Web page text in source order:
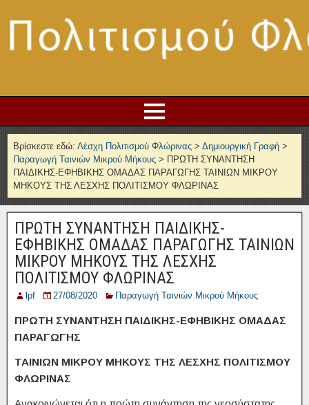
Βρίσκεστε εδώ: Λέσχη Πολιτισμού Φλώρινας > Δημιουργική Γραφή >
Παραγωγή Ταινιών Μικρού Μήκους > ΠΡΩΤΗ ΣΥΝΑΝΤΗΣΗ
ΠΑΙΔΙΚΗΣ-ΕΦΗΒΙΚΗΣ ΟΜΑΔΑΣ ΠΑΡΑΓΩΓΗΣ ΤΑΙΝΙΩΝ ΜΙΚΡΟΥ
ΜΗΚΟΥΣ ΤΗΣ ΛΕΣΧΗΣ ΠΟΛΙΤΙΣΜΟΥ ΦΛΩΡΙΝΑΣ
ΠΡΩΤΗ ΣΥΝΑΝΤΗΣΗ ΠΑΙΔΙΚΗΣ-
ΕΦΗΒΙΚΗΣ ΟΜΑΔΑΣ ΠΑΡΑΓΩΓΗΣ ΤΑΙΝΙΩΝ
ΜΙΚΡΟΥ ΜΗΚΟΥΣ ΤΗΣ ΛΕΣΧΗΣ
ΠΟΛΙΤΙΣΜΟΥ ΦΛΩΡΙΝΑΣ
lpf 27/08/2020 Παραγωγή Ταινιών Μικρού Μήκους
ΠΡΩΤΗ ΣΥΝΑΝΤΗΣΗ ΠΑΙΔΙΚΗΣ-ΕΦΗΒΙΚΗΣ ΟΜΑΔΑΣ
ΠΑΡΑΓΩΓΗΣ
ΤΑΙΝΙΩΝ ΜΙΚΡΟΥ ΜΗΚΟΥΣ ΤΗΣ ΛΕΣΧΗΣ ΠΟΛΙΤΙΣΜΟΥ
ΦΛΩΡΙΝΑΣ